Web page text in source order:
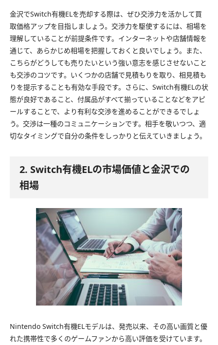
金沢でSwitch有機ELを売却する際は、ぜひ交渉力を活かして買
取価格アップを目指しましょう。交渉力を駆使するには、相場を
理解していることが前提条件です。インターネットや店舗情報を
通じて、あらかじめ相場を把握しておくと良いでしょう。また、
こちらがどうしても売りたいという強い意志を感じさせないこと
も交渉のコツです。いくつかの店舗で見積もりを取り、相見積も
りを提示することも有効な手段です。さらに、Switch有機ELの状
態が良好であること、付属品がすべて揃っていることなどをアピ
ールすることで、より有利な交渉を進めることができるでしょ
う。交渉は一種のコミュニケーションです。相手を敬いつつ、適
切なタイミングで自分の条件をしっかりと伝えていきましょう。
2. Switch有機ELの市場価値と金沢での
相場
Nintendo Switch有機ELモデルは、発売以来、その高い画質と優
れた携帯性で多くのゲームファンから高い評価を受けています。